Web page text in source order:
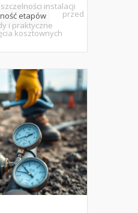
etapów
instalacji
przed
i praktyczne
kosztownych